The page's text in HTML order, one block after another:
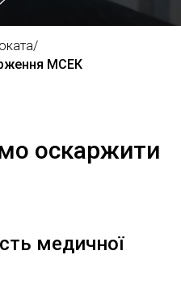
/
МСЕК
оскаржити
медичної